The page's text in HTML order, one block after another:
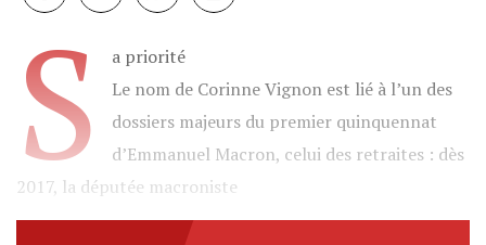
S
a priorité
Le nom de Corinne Vignon est lié à l’un des
dossiers majeurs du premier quinquennat
d’Emmanuel Macron, celui des retraites : dès
2017, la députée macroniste